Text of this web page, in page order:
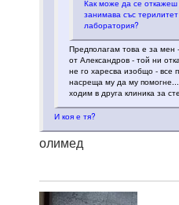
Как може да се откажеш
занимава със
лаборатория?
Предполагам това е за мен
от Александров - той ни
не го харесва изобщо - все
насреща му да му
ходим в друга клиника за
И коя е тя?
олимед